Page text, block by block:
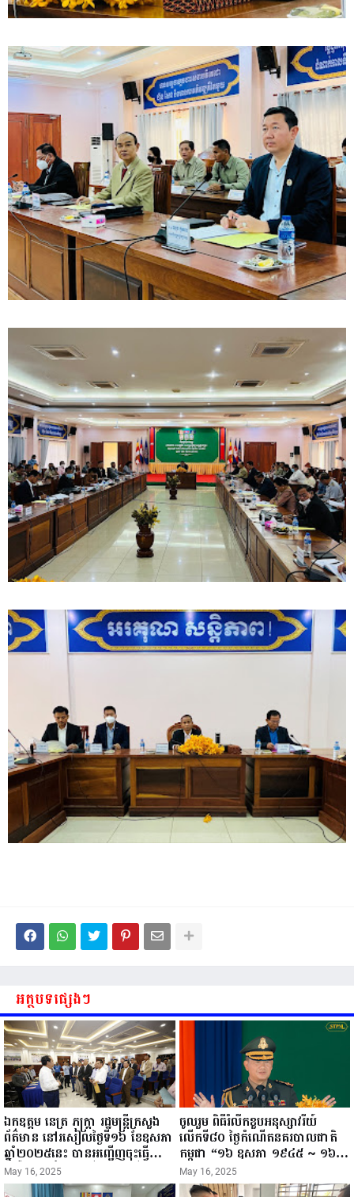
អត្ថបទផ្សេងៗ
ឯកឧត្តម នេត្រ ភក្ត្រា រដ្ឋមន្ត្រីក្រសួង
ព័ត៌មាន នៅរសៀលថ្ងៃទី១៦ ខែឧសភា
ឆ្នាំ២០២៥នេះ បានអញ្ជើញចុះធ្វើ
ជំរឿនថ្នាក់ដឹកនាំមន្ត្រីរាជការស៉ីវិល នៃ
ក្រសួងព័ត៌មាន...
May 16, 2025
ចូលរួម ពិធីរំលឹកខួបអនុស្សាវរីយ៍
លើកទី៨០ ថ្ងៃកំណើតនគរបាលជាតិ
កម្ពុជា “១៦ ឧសភា ១៩៤៥ ~ ១៦
ឧសភា ២០២៥”...
May 16, 2025